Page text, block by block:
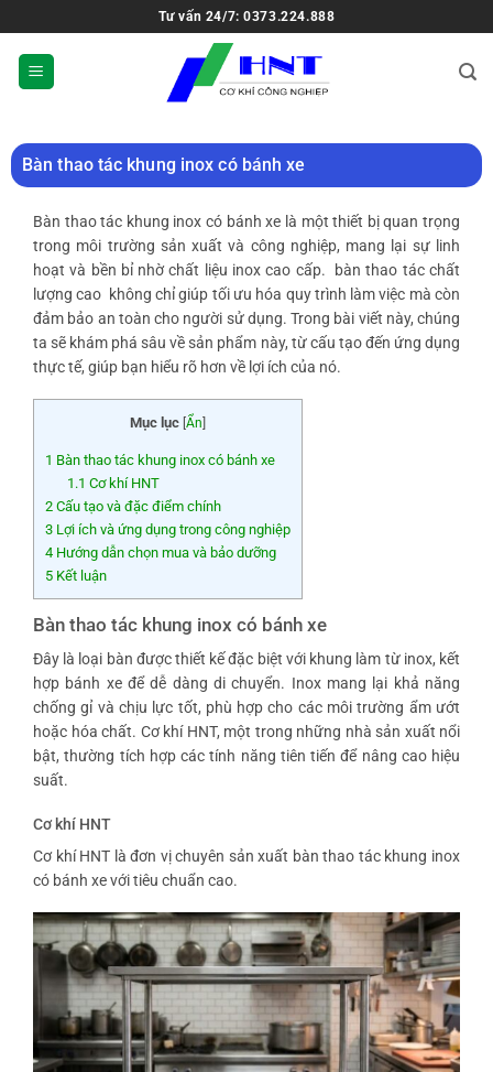
Tư vấn 24/7: 0373.224.888
Bàn thao tác khung inox có bánh xe
Bàn thao tác khung inox có bánh xe là một thiết bị quan trọng
trong môi trường sản xuất và công nghiệp, mang lại sự linh
hoạt và bền bỉ nhờ chất liệu inox cao cấp.
bàn thao tác chất
lượng cao không chỉ giúp tối ưu hóa quy trình làm việc mà còn
đảm bảo an toàn cho người sử dụng. Trong bài viết này, chúng
ta sẽ khám phá sâu về sản phẩm này, từ cấu tạo đến ứng dụng
thực tế, giúp bạn hiểu rõ hơn về lợi ích của nó.
Mục lục Ẩn
1 Bàn thao tác khung inox có bánh xe
1.1 Cơ khí HNT
2 Cấu tạo và đặc điểm chính
3 Lợi ích và ứng dụng trong công nghiệp
4 Hướng dẫn chọn mua và bảo dưỡng
5 Kết luận
Bàn thao tác khung inox có bánh xe
Đây là loại bàn được thiết kế đặc biệt với khung làm từ inox, kết
hợp bánh xe để dễ dàng di chuyển. Inox mang lại khả năng
chống gỉ và chịu lực tốt, phù hợp cho các môi trường ẩm ướt
hoặc hóa chất. Cơ khí HNT, một trong những nhà sản xuất nổi
bật, thường tích hợp các tính năng tiên tiến để nâng cao hiệu
suất.
Cơ khí HNT
Cơ khí HNT là đơn vị chuyên sản xuất bàn thao tác khung inox
có bánh xe với tiêu chuẩn cao.